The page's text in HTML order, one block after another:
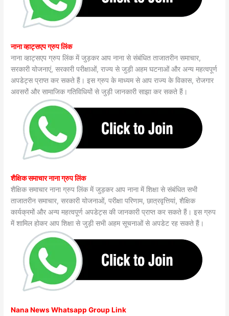
नाना व्हाट्सएप ग्रुप लिंक
नाना व्हाट्सएप ग्रुप लिंक में जुड़कर आप नाना से संबंधित ताजातरीन समाचार,
सरकारी योजनाएं, सरकारी परीक्षाओं, राज्य से जुड़ी अहम घटनाओं और अन्य महत्वपूर्ण
अपडेट्स प्राप्त कर सकते हैं। इस ग्रुप के माध्यम से आप राज्य के विकास, रोजगार
अवसरों और सामाजिक गतिविधियों से जुड़ी जानकारी साझा कर सकते हैं।
शैक्षिक समाचार नाना ग्रुप लिंक
शैक्षिक समाचार नाना ग्रुप लिंक में जुड़कर आप नाना में शिक्षा से संबंधित सभी
ताजातरीन समाचार, सरकारी योजनाओं, परीक्षा परिणाम, छात्रवृत्तियां, शैक्षिक
कार्यक्रमों और अन्य महत्वपूर्ण अपडेट्स की जानकारी प्राप्त कर सकते हैं। इस ग्रुप
में शामिल होकर आप शिक्षा से जुड़ी सभी अहम सूचनाओं से अपडेट रह सकते हैं।
Nana News Whatsapp Group Link